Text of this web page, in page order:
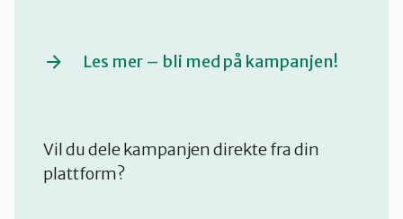
Les mer – bli med på kampanjen!
Vil du dele kampanjen direkte fra din
plattform?